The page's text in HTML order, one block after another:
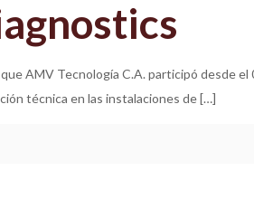
AMV Tecnología C.A. participó desde el
técnica en las instalaciones de[…]